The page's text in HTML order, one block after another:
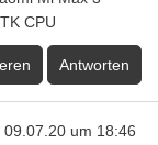
CPU
Antworten
09.07.20 um 18:46